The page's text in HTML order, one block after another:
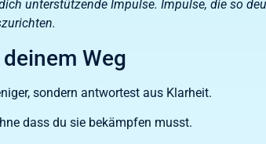
unterstützende Impulse. Impulse, die so
Weg
sondern antwortest aus Klarheit.
dass du sie bekämpfen musst.